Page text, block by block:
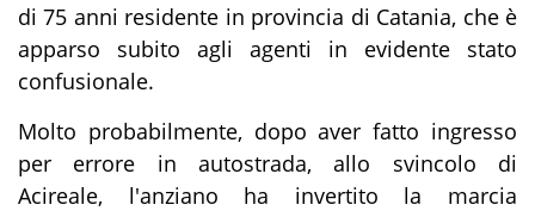
di 75 anni residente in provincia di Catania, che è
apparso subito agli agenti in evidente stato
confusionale.
Molto probabilmente, dopo aver fatto ingresso
per errore in autostrada, allo svincolo di
Acireale, l'anziano ha invertito la marcia